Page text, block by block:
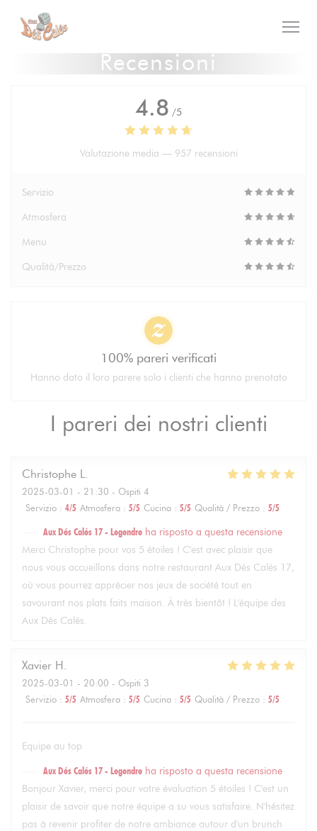
Personalizzazione delle tue scelte sui cookie
Recensioni
I pareri dei nostri clienti
Christophe L
2025-03-01 - 21:30 - Ospiti 4
Servizio : 4/5 Atmosfera : 5/5 Cucina : 5/5 Qualità / Prezzo : 5/5
Aux Dés Calés 17 - Legendre ha risposto a questa recensione
Merci Christophe pour vos 5 étoiles ! C'est avec plaisir que
nous vous accueillons dans notre restaurant Aux Dés Calés 17,
où vous pourrez apprécier nos jeux de société tout en
savourant nos plats faits maison. À très bientôt ! L'équipe des
Aux Dés Calés.
Xavier H
2025-03-01 - 20:00 - Ospiti 3
Servizio : 5/5 Atmosfera : 5/5 Cucina : 5/5 Qualità / Prezzo : 5/5
Equipe au top
Aux Dés Calés 17 - Legendre ha risposto a questa recensione
Bonjour Xavier, merci pour votre évaluation 5 étoiles ! C'est un
plaisir de savoir que notre équipe a su vous satisfaire. N'hésitez
pas à revenir profiter de notre ambiance autour d'un brunch
4.8 /5
Valutazione media — 957 recensioni
Servizio
Atmosfera
Menu
Qualità/Prezzo
100% pareri verificati
Hanno dato il loro parere solo i clienti che hanno prenotato